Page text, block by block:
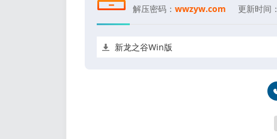
解压密码： wwzyw.com 更新时间：
新龙之谷Win版